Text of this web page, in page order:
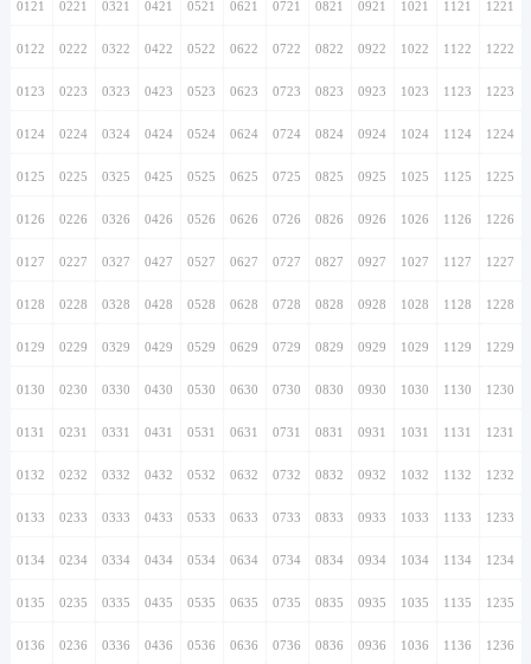
0121 0221 0321 0421 0521 0621 0721 0821 0921 1021 1121 1221
0122 0222 0322 0422 0522 0622 0722 0822 0922 1022 1122 1222
0123 0223 0323 0423 0523 0623 0723 0823 0923 1023 1123 1223
0124 0224 0324 0424 0524 0624 0724 0824 0924 1024 1124 1224
0125 0225 0325 0425 0525 0625 0725 0825 0925 1025 1125 1225
0126 0226 0326 0426 0526 0626 0726 0826 0926 1026 1126 1226
0127 0227 0327 0427 0527 0627 0727 0827 0927 1027 1127 1227
0128 0228 0328 0428 0528 0628 0728 0828 0928 1028 1128 1228
0129 0229 0329 0429 0529 0629 0729 0829 0929 1029 1129 1229
0130 0230 0330 0430 0530 0630 0730 0830 0930 1030 1130 1230
0131 0231 0331 0431 0531 0631 0731 0831 0931 1031 1131 1231
0132 0232 0332 0432 0532 0632 0732 0832 0932 1032 1132 1232
0133 0233 0333 0433 0533 0633 0733 0833 0933 1033 1133 1233
0134 0234 0334 0434 0534 0634 0734 0834 0934 1034 1134 1234
0135 0235 0335 0435 0535 0635 0735 0835 0935 1035 1135 1235
0136 0236 0336 0436 0536 0636 0736 0836 0936 1036 1136 1236